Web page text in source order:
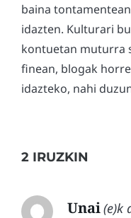
baina
idazten. Kulturari
kontuetan muturra
finean, blogak
idazteko, nahi
2 IRUZKIN
Unai(e)k